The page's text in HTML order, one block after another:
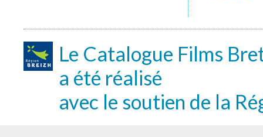
Le Catalogue Films
a été réalisé
avec le soutien de la